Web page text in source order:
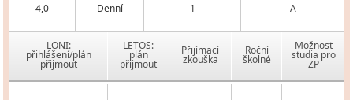
4,0 Denní 1 A
LONI:
přihlášení/plán
přijmout
LETOS:
plán
přijmout
Přijímací
zkouška
Roční
školné
Možnost
studia pro
ZP